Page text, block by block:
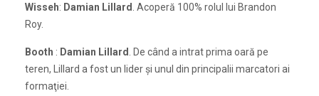
Wisseh: Damian Lillard . Acoperă 100% rolul lui Brandon
Roy.
Booth : Damian Lillard
. De când a intrat prima oară pe
teren, Lillard a fost un lider şi unul din principalii marcatori ai
formaţiei.